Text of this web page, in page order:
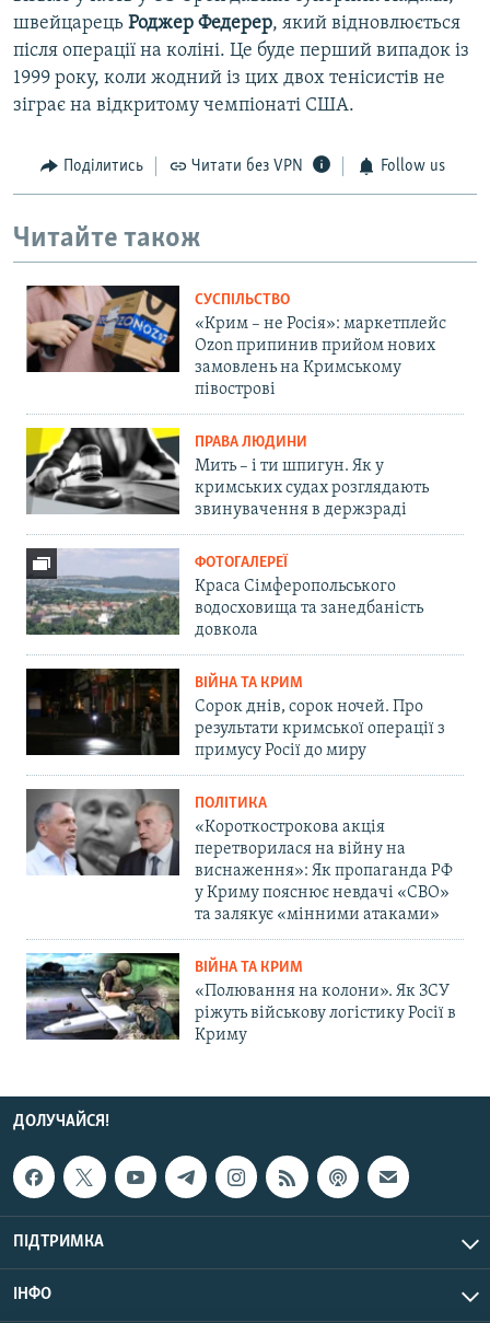
швейцарець Роджер Федерер, який відновлюється
після операції на коліні. Це буде перший випадок із
1999 року, коли жодний із цих двох тенісистів не
зіграє на відкритому чемпіонаті США.
Поділитись Читати без VPN Follow us
Читайте також
СУСПІЛЬСТВО
«Крим – не Росія»: маркетплейс
Ozon припинив прийом нових
замовлень на Кримському
півострові
ПРАВА ЛЮДИНИ
Мить – і ти шпигун. Як у
кримських судах розглядають
звинувачення в держзраді
ФОТОГАЛЕРЕЇ
Краса Сімферопольського
водосховища та занедбаність
довкола
ВІЙНА ТА КРИМ
Сорок днів, сорок ночей. Про
результати кримської операції з
примусу Росії до миру
ПОЛІТИКА
«Короткострокова акція
перетворилася на війну на
виснаження»: Як пропаганда РФ
у Криму пояснює невдачі «СВО»
та залякує «мінними атаками»
ВІЙНА ТА КРИМ
«Полювання на колони». Як ЗСУ
ріжуть військову логістику Росії в
Криму
ДОЛУЧАЙСЯ!
ПІДТРИМКА
ІНФО